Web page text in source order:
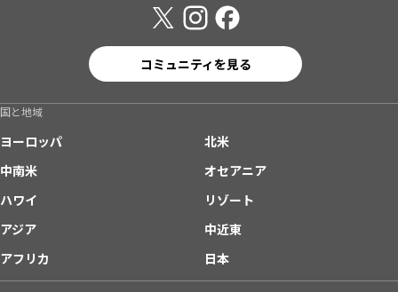
コミュニティを見る
国と地域
ヨーロッパ
北米
中南米
オセアニア
ハワイ
リゾート
アジア
中近東
アフリカ
日本